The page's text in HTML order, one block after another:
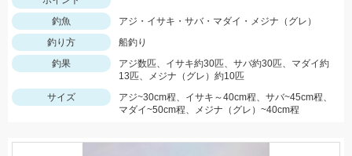
釣魚
アジ・イサキ・サバ・マダイ・メジナ（グレ）
釣り方
船釣り
釣果
アジ数匹、イサキ約30匹、サバ約30匹、マダイ約
13匹、メジナ（グレ）約10匹
サイズ
アジ~30cm程、イサキ～40cm程、サバ~45cm程、
マダイ~50cm程、メジナ（グレ）~40cm程